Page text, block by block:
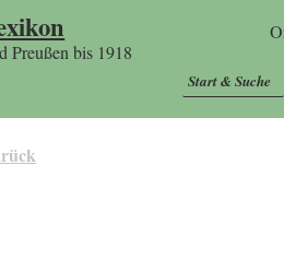
Preußen bis 1918
Start & Suche